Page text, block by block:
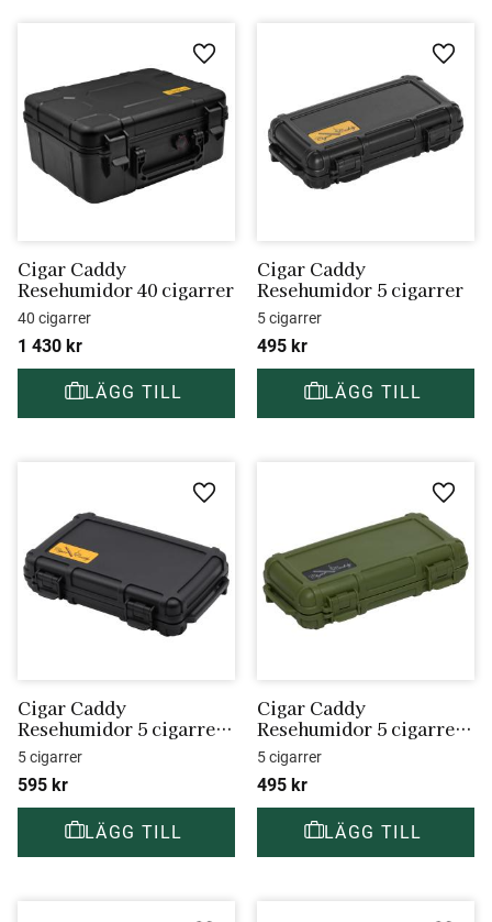
Cigar Caddy
Resehumidor 40 cigarrer
40 cigarrer
1 430 kr
Lägg till i favoriter
Cigar Caddy
Resehumidor 5 cigarrer
5 cigarrer
495 kr
Lägg
Cigar Caddy
Resehumidor 5 cigarrer
XL
5 cigarrer
595 kr
Lägg till i favoriter
Cigar Caddy
Resehumidor 5 cigarrer
grön
5 cigarrer
495 kr
Lägg